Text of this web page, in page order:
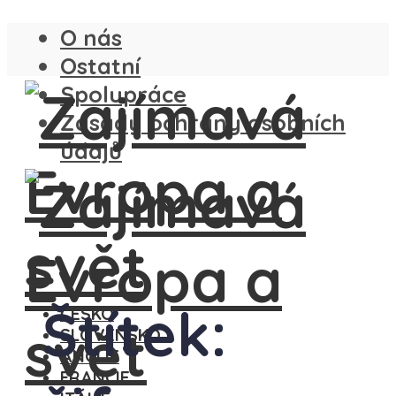
O nás
Ostatní
Spolupráce
Zásady ochrany osobních
údajů
ČESKO
SLOVENSKO
ANGLIE
FRANCIE
Štítek: